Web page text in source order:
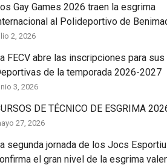
Gay Games 2026 traen la esgrima
al Polideportivo de
2, 2026
FECV abre las inscripciones para
de la temporada 2026-2027
3, 2026
DE TÉCNICO DE ESGRIMA
27, 2026
segunda jornada de los Jocs
el gran nivel de la esgrima